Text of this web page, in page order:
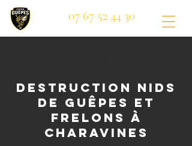
07 67 52 44 30
Destruction nids
de guêpes et
frelons à
Charavines